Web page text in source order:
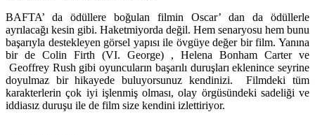
BAFTA’ da ödüllere boğulan filmin Oscar’ dan da ödüllerle
ayrılacağı kesin gibi. Haketmiyorda değil. Hem senaryosu hem bunu
başarıyla destekleyen görsel yapısı ile övgüye değer bir film. Yanına
bir de Colin Firth (VI. George) , Helena Bonham Carter ve
Geoffrey Rush gibi oyuncuların başarılı duruşları eklenince seyrine
doyulmaz bir hikayede buluyorsunuz kendinizi. Filmdeki tüm
karakterlerin çok iyi işlenmiş olması, olay örgüsündeki sadeliği ve
iddiasız duruşu ile de film size kendini izlettiriyor.